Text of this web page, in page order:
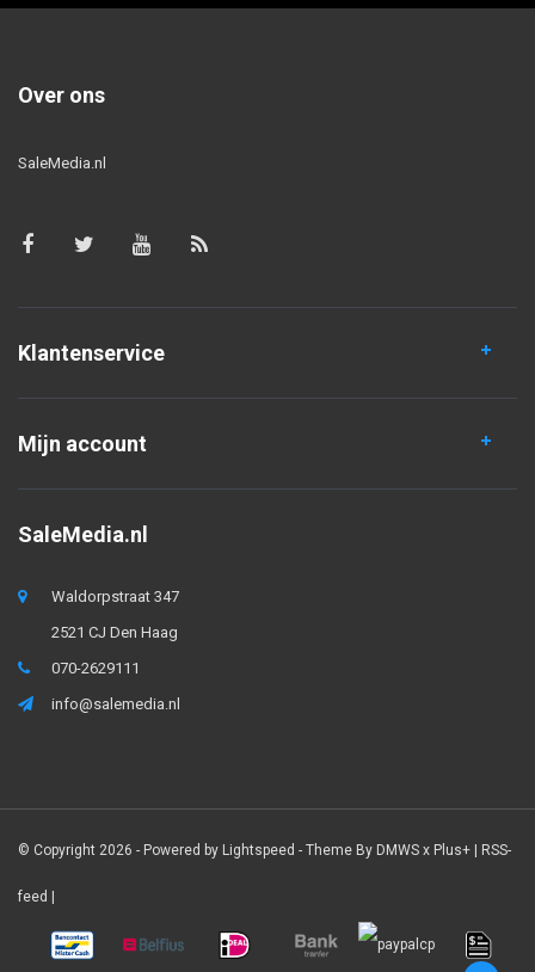
Over ons
SaleMedia.nl
Klantenservice
Mijn account
SaleMedia.nl
Waldorpstraat 347
2521 CJ Den Haag
070-2629111
info@salemedia.nl
© Copyright 2026 - Powered by Lightspeed - Theme By DMWS x Plus+ RSS-
feed